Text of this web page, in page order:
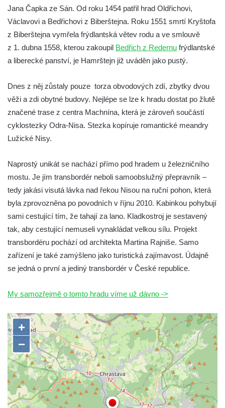
Jana Čapka ze Sán. Od roku 1454 patřil hrad Oldřichovi,
Václavovi a Bedřichovi z Biberštejna. Roku 1551 smrtí Kryštofa
z Biberštejna vymřela frýdlantská větev rodu a ve smlouvě
z 1. dubna 1558, kterou zakoupil Bedřich z Redernu frýdlantské
a liberecké panství, je Hamrštejn již uváděn jako pustý.
Dnes z něj zůstaly pouze torza obvodových zdí, zbytky dvou
věži a zdi obytné budovy. Nejlépe se lze k hradu dostat po žlutě
značené trase z centra Machnína, která je zároveň součástí
cyklostezky Odra-Nisa. Stezka kopíruje romantické meandry
Lužické Nisy.
Naprostý unikát se nachází přímo pod hradem u železničního
mostu. Je jím transbordér neboli samoobslužný přepravník –
tedy jakási visutá lávka nad řekou Nisou na ruční pohon, která
byla zprovozněna po povodních v říjnu 2010. Kabinkou pohybují
sami cestující tím, že tahají za lano. Kladkostroj je sestavený
tak, aby cestující nemuseli vynakládat velkou sílu. Projekt
transbordéru pochází od architekta Martina Rajniše. Samo
zařízení je také zamýšleno jako turistická zajímavost. Údajně
se jedná o první a jediný transbordér v České republice.
My samozřejmě o tomto hradu víme už dávno ->